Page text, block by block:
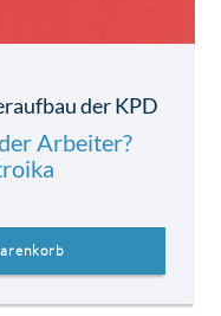
der KPD
Arbeiter?